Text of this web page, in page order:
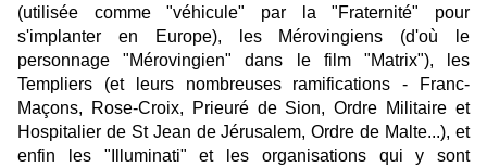
(utilisée comme "véhicule" par la "Fraternité" pour
s'implanter en Europe), les Mérovingiens (d'où le
personnage "Mérovingien" dans le film "Matrix"), les
Templiers (et leurs nombreuses ramifications - Franc-
Maçons, Rose-Croix, Prieuré de Sion, Ordre Militaire et
Hospitalier de St Jean de Jérusalem, Ordre de Malte...), et
enfin les "Illuminati" et les organisations qui y sont